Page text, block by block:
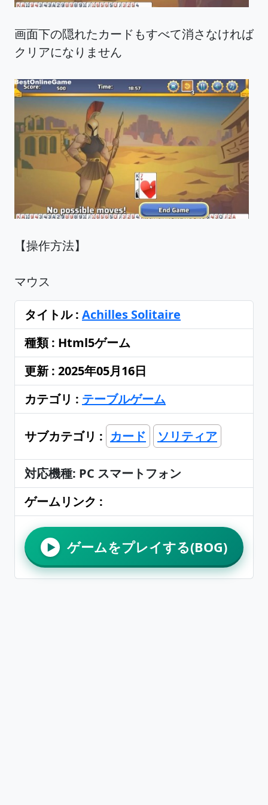
画面下の隠れたカードもすべて消さなければ
クリアになりません
【操作方法】
マウス
タイトル : Achilles Solitaire
種類 : Html5ゲーム
更新 : 2025年05月16日
カテゴリ : テーブルゲーム
サブカテゴリ : カード ソリティア
対応機種: PC スマートフォン
ゲームリンク :
▶ ゲームをプレイする(BOG)